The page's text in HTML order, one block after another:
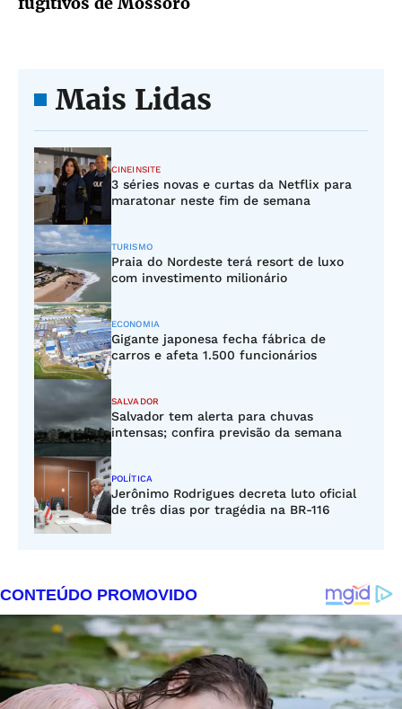
Mais Lidas
CINEINSITE
3 séries novas e curtas da Netflix para
maratonar neste fim de semana
TURISMO
Praia do Nordeste terá resort de luxo
com investimento milionário
ECONOMIA
Gigante japonesa fecha fábrica de
carros e afeta 1.500 funcionários
SALVADOR
Salvador tem alerta para chuvas
intensas; confira previsão da semana
POLÍTICA
Jerônimo Rodrigues decreta luto oficial
de três dias por tragédia na BR-116